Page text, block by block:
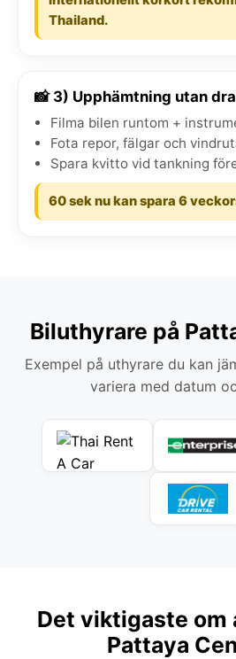
Thailand.
📸 3) Upphämtning utan
Filma bilen runtom +
Fota repor, fälgar och
Spara kvitto vid tankning
60 sek nu kan spara 6
Biluthyrare på
Exempel på uthyrare du kan
variera med datum
Det viktigaste om
Pattaya